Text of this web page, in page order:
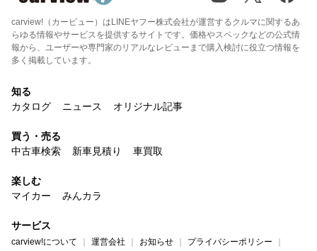
carview!（カービュー）はLINEヤフー株式会社が運営するクルマに関するあ
らゆる情報やサービスを提供するサイトです。価格やスペックなどの公式情
報から、ユーザーや専門家のリアルなレビューまで購入検討に役立つ情報を
多く掲載しています。
知る
カタログ
ニュース オリジナル記事
買う・売る
中古車検索
新車見積り 車買取
楽しむ
マイカー
みんカラ
サービス
carview!について 運営会社 お知らせ プライバシーポリシー